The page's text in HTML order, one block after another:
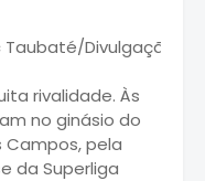
rivalidade. Às
no ginásio do
Campos, pela
da Superliga